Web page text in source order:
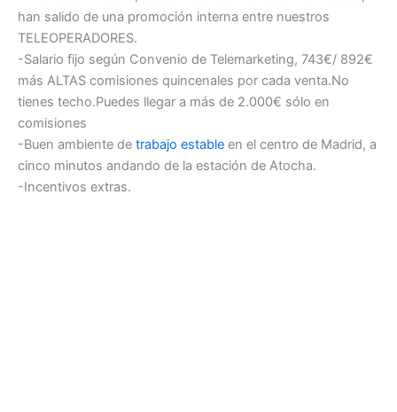
han salido de una promoción interna entre nuestros
TELEOPERADORES.
-Salario fijo según Convenio de Telemarketing, 743€/ 892€
más ALTAS comisiones quincenales por cada venta.No
tienes techo.Puedes llegar a más de 2.000€ sólo en
comisiones
-Buen ambiente de trabajo estable en el centro de Madrid, a
cinco minutos andando de la estación de Atocha.
-Incentivos extras.